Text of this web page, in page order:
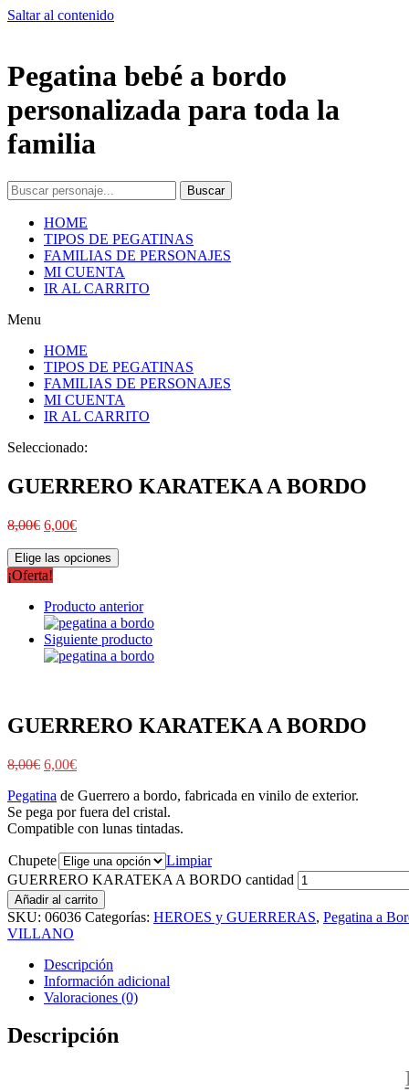
Saltar al contenido
Pegatina bebé a bordo
personalizada para toda la
familia
Buscar
HOME
TIPOS DE PEGATINAS
FAMILIAS DE PERSONAJES
MI CUENTA
IR AL CARRITO
Menu
HOME
TIPOS DE PEGATINAS
FAMILIAS DE PERSONAJES
MI CUENTA
IR AL CARRITO
Seleccionado:
GUERRERO KARATEKA A BORDO
8,00€ 6,00€
Elige las opciones
¡Oferta!
Producto anterior
Siguiente producto
GUERRERO KARATEKA A BORDO
8,00€ 6,00€
Pegatina de Guerrero a bordo, fabricada en vinilo de exterior.
Se pega por fuera del cristal.
Compatible con lunas tintadas.
Chupete
Limpiar
GUERRERO KARATEKA A BORDO cantidad
Añadir al carrito
SKU: 06036 Categorías: HEROES y GUERRERAS, Pegatina a
VILLANO
Descripción
Información adicional
Valoraciones (0)
Descripción